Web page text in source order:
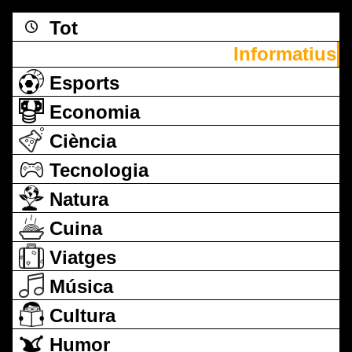
Tot
Informatius
Esports
Economia
Ciència
Tecnologia
Natura
Cuina
Viatges
Música
Cultura
Humor